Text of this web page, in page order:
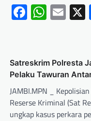
Facebook
Satreskrim Polresta
Pelaku Tawuran
JAMBI.MPN _
Reserse Kriminal (Sat
ungkap kasus perkara